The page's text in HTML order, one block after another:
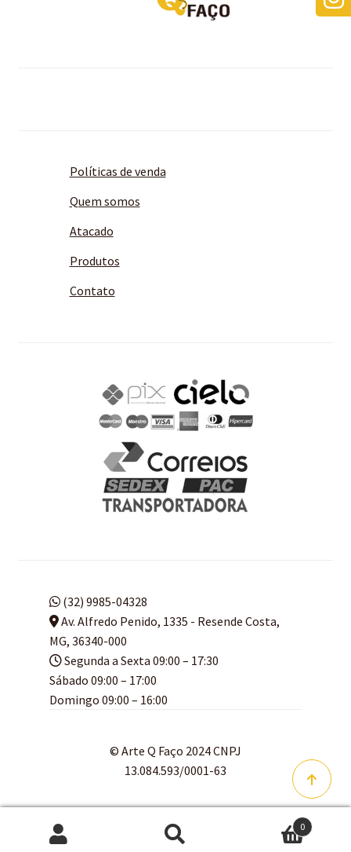
Políticas de venda
Quem somos
Atacado
Produtos
Contato
(32) 9985-04328
Av. Alfredo Penido, 1335 - Resende Costa,
MG, 36340-000
Segunda a Sexta 09:00 – 17:30
Sábado 09:00 – 17:00
Domingo 09:00 – 16:00
© Arte Q Faço 2024 CNPJ
13.084.593/0001-63
Pesquisar
Pesquisar
0